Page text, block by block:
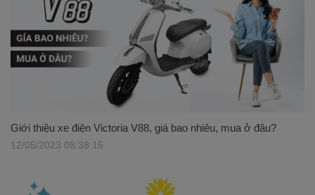
Giới thiệu xe điện Victoria V88, giá bao nhiêu, mua ở đâu?
12/05/2023 08:38:15